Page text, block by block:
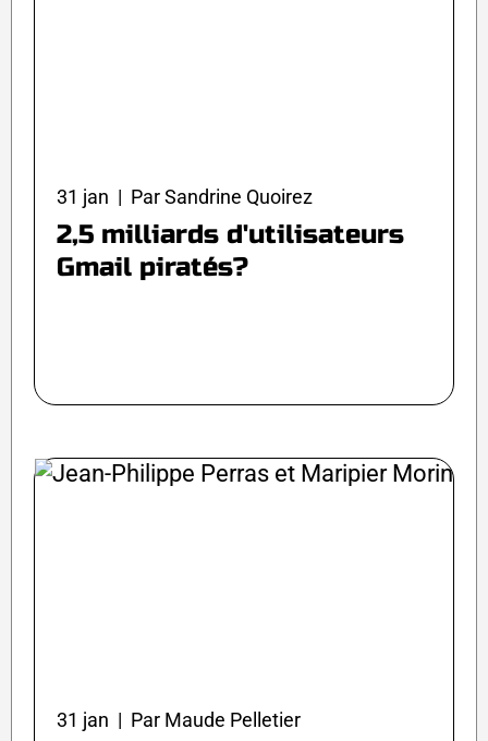
31 jan | Par Sandrine Quoirez
2,5 milliards d'utilisateurs
Gmail piratés?
31 jan | Par Maude Pelletier